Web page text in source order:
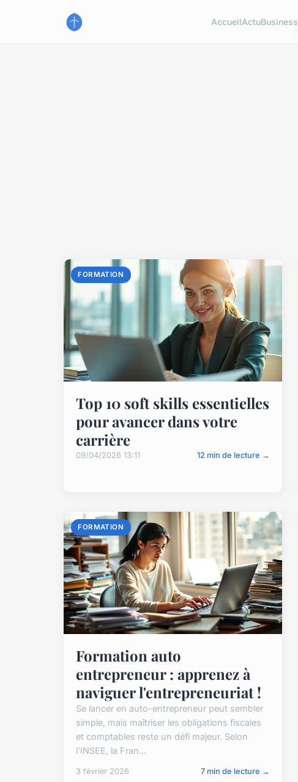
AccueilActuBusiness
FORMATION
Top 10 soft skills essentielles
pour avancer dans votre
carrière
09/04/2026 13:11 12 min de lecture →
FORMATION
Formation auto
entrepreneur : apprenez à
naviguer l'entrepreneuriat !
Se lancer en auto-entrepreneur peut sembler
simple, mais maîtriser les obligations fiscales
et comptables reste un défi majeur. Selon
l'INSEE, la Fran...
3 février 2026 7 min de lecture →